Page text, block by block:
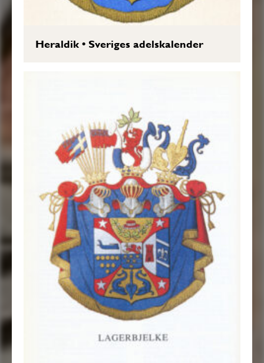
Heraldik•Sveriges adelskalender